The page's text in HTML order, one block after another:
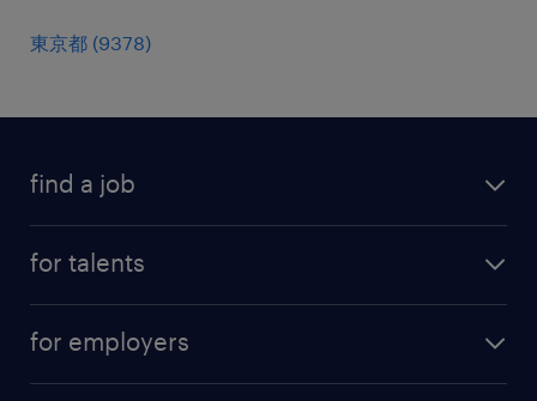
東京都 (9378)
find a job
for talents
professional career
for employers